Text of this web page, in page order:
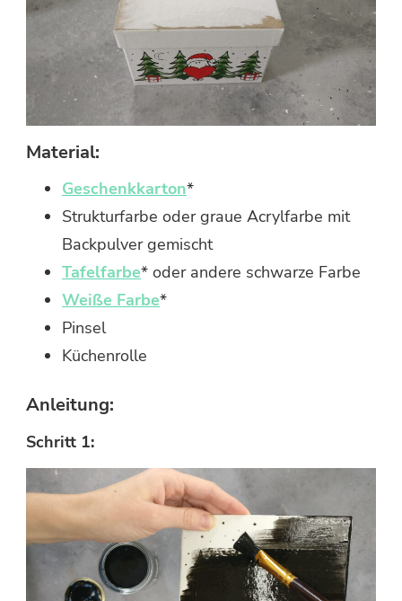
Material:
Geschenkkarton*
Strukturfarbe oder graue Acrylfarbe mit
Backpulver gemischt
Tafelfarbe* oder andere schwarze Farbe
Weiße Farbe*
Pinsel
Küchenrolle
Anleitung:
Schritt 1: